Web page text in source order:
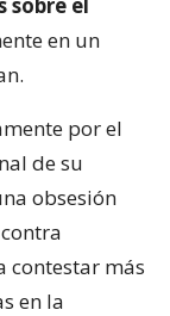
en un
por el
de su
obsesión
contestar más
en la